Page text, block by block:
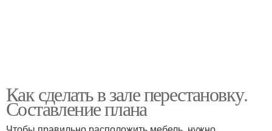
Как сделать в зале перестановку.
Составление плана